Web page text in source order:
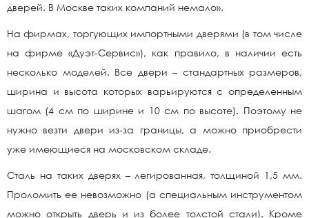
дверей. В Москве таких компаний немало».
На фирмах, торгующих импортными дверями (в том числе
на фирме «Дуэт-Сервис»), как правило, в наличии есть
несколько моделей. Все двери – стандартных размеров,
ширина и высота которых варьируются с определенным
шагом (4 см по ширине и 10 см по высоте). Поэтому не
нужно везти двери из-за границы, а можно приобрести
уже имеющиеся на московском складе.
Сталь на таких дверях – легированная, толщиной 1,5 мм.
Проломить ее невозможно (а специальным инструментом
можно открыть дверь и из более толстой стали). Кроме